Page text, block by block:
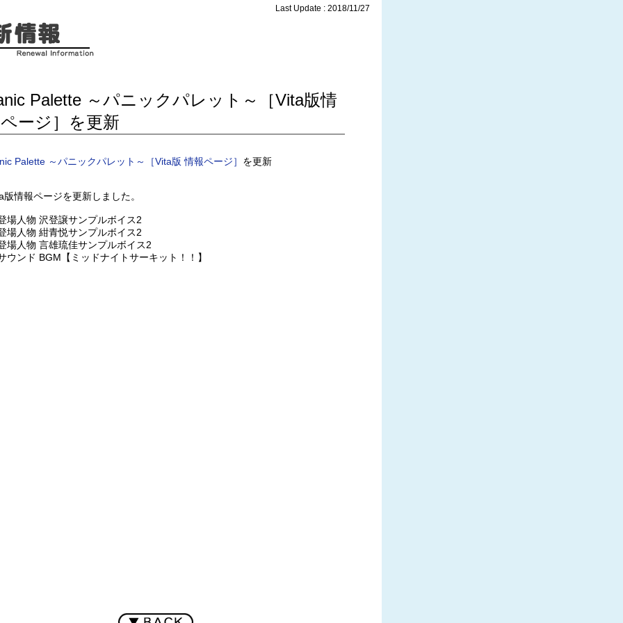
Last Update : 2018/11/27
Palette ～パニックパレット～［Vita版情
ージ］を更新
Palette ～パニックパレット～［Vita版 情報ページ］ を更新
版情報ページを更新しました。
場人物 沢登譲サンプルボイス2
場人物 紺青悦サンプルボイス2
場人物 言雄琉佳サンプルボイス2
ウンド BGM【ミッドナイトサーキット！！】